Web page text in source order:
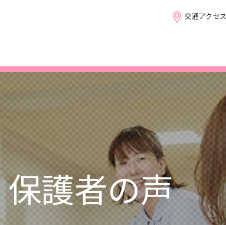
交通アクセス
保護者の声